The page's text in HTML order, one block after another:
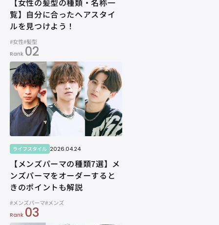
【女性の髪型の種類・名称一
覧】自分に合ったヘアスタイ
ルを見つけよう！
#女性#髪型
Rank 02
ライフスタイル 2026.04.24
【メンズパーマの種類7選】メ
ンズパーマをオーダーすると
きのポイントも解説
#メンズパーマ#メンズ
Rank 03